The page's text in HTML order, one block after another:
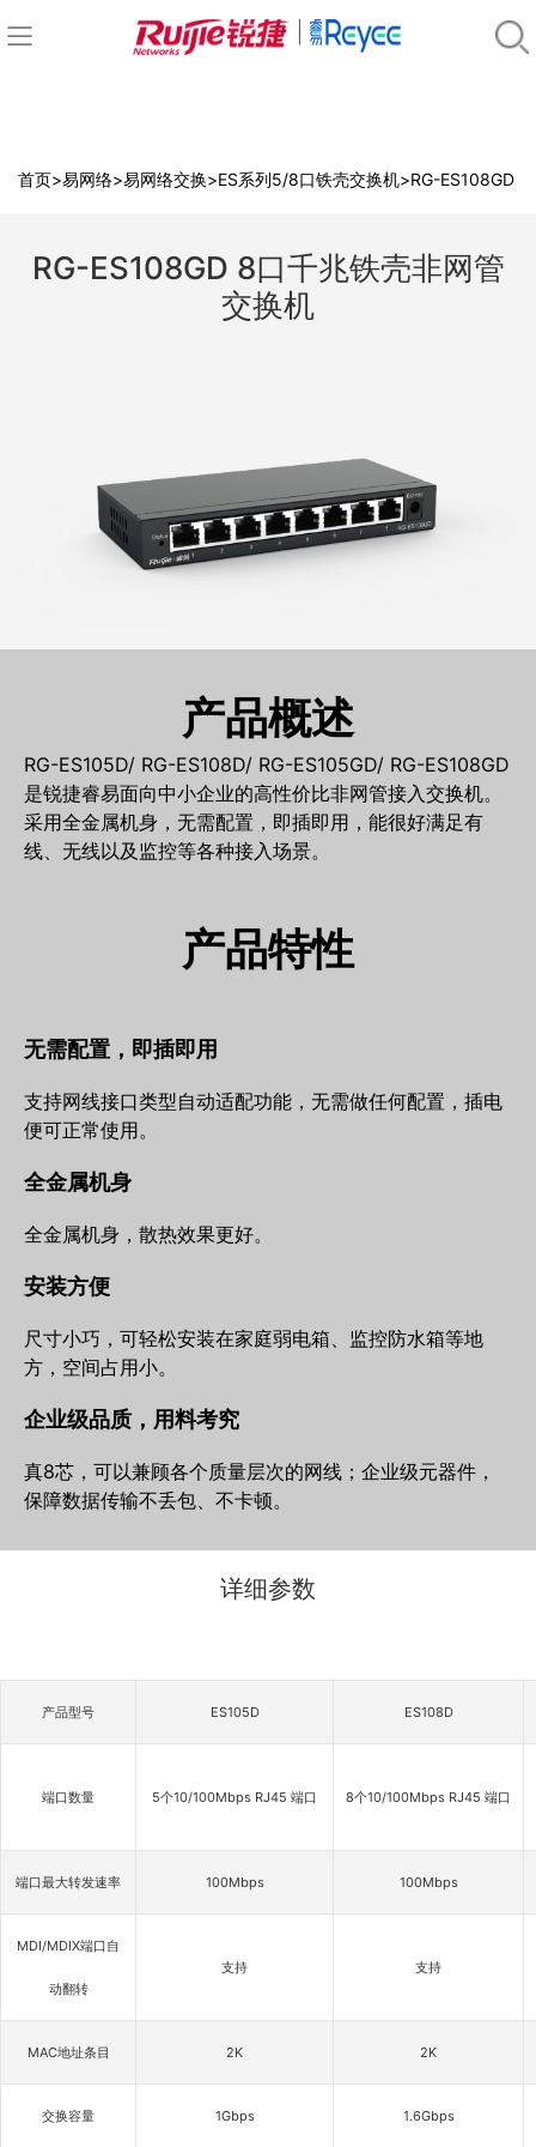
首页>易网络>易网络交换>ES系列5/8口铁壳交换机>RG-ES108GD
RG-ES108GD 8口千兆铁壳非网管
交换机
产品概述
RG-ES105D/ RG-ES108D/ RG-ES105GD/ RG-ES108GD
是锐捷睿易面向中小企业的高性价比非网管接入交换机。
采用全金属机身，无需配置，即插即用，能很好满足有
线、无线以及监控等各种接入场景。
产品特性
无需配置，即插即用
支持网线接口类型自动适配功能，无需做任何配置，插电
便可正常使用。
全金属机身
全金属机身，散热效果更好。
安装方便
尺寸小巧，可轻松安装在家庭弱电箱、监控防水箱等地
方，空间占用小。
企业级品质，用料考究
真8芯，可以兼顾各个质量层次的网线；企业级元器件，
保障数据传输不丢包、不卡顿。
详细参数
产品型号 ES105D ES108D
端口数量 5个10/100Mbps RJ45 端口 8个10/100Mbps RJ45 端口
端口最大转发速率 100Mbps 100Mbps
MDI/MDIX端口自
动翻转
支持 支持
MAC地址条目 2K 2K
交换容量 1Gbps 1.6Gbps